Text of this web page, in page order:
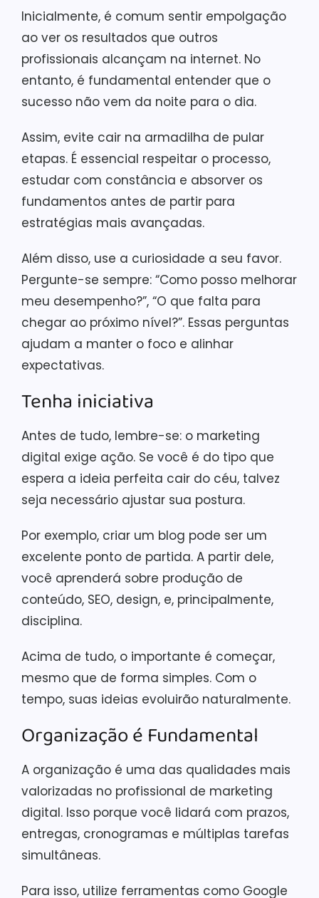
Inicialmente, é comum sentir empolgação
ao ver os resultados que outros
profissionais alcançam na internet. No
entanto, é fundamental entender que o
sucesso não vem da noite para o dia.
Assim, evite cair na armadilha de pular
etapas. É essencial respeitar o processo,
estudar com constância e absorver os
fundamentos antes de partir para
estratégias mais avançadas.
Além disso, use a curiosidade a seu favor.
Pergunte-se sempre: “Como posso melhorar
meu desempenho?”, “O que falta para
chegar ao próximo nível?”. Essas perguntas
ajudam a manter o foco e alinhar
expectativas.
Tenha iniciativa
Antes de tudo, lembre-se: o marketing
digital exige ação. Se você é do tipo que
espera a ideia perfeita cair do céu, talvez
seja necessário ajustar sua postura.
Por exemplo, criar um blog pode ser um
excelente ponto de partida. A partir dele,
você aprenderá sobre produção de
conteúdo, SEO, design, e, principalmente,
disciplina.
Acima de tudo, o importante é começar,
mesmo que de forma simples. Com o
tempo, suas ideias evoluirão naturalmente.
Organização é Fundamental
A organização é uma das qualidades mais
valorizadas no profissional de marketing
digital. Isso porque você lidará com prazos,
entregas, cronogramas e múltiplas tarefas
simultâneas.
Para isso, utilize ferramentas como Google